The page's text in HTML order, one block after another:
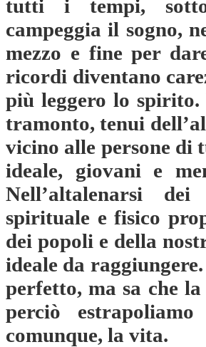
tutti i tempi,
campeggia il sogno,
mezzo e fine per
ricordi diventano
più leggero lo
tramonto, tenui
vicino alle persone di
ideale, giovani e
Nell’altalenarsi
spirituale e fisico
dei popoli e della
ideale da
perfetto, ma sa che
perciò
comunque, la vita.